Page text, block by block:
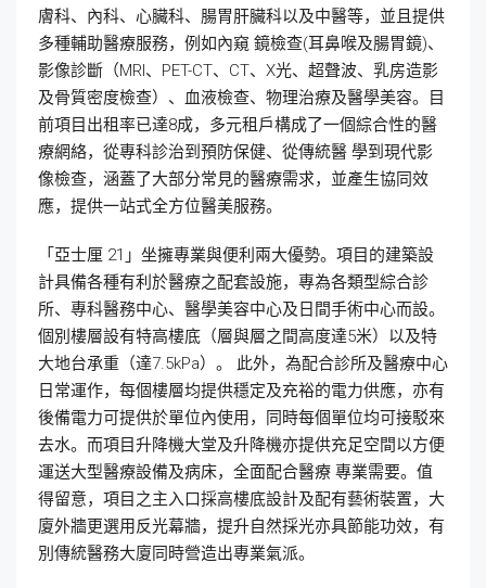
膚科、內科、心臟科、腸胃肝臟科以及中醫等，並且提供
多種輔助醫療服務，例如內窺 鏡檢查(耳鼻喉及腸胃鏡)、
影像診斷（MRI、PET-CT、CT、X光、超聲波、乳房造影
及骨質密度檢查）、血液檢查、物理治療及醫學美容。目
前項目出租率已達8成，多元租戶構成了一個綜合性的醫
療網絡，從專科診治到預防保健、從傳統醫 學到現代影
像檢查，涵蓋了大部分常見的醫療需求，並產生協同效
應，提供一站式全方位醫美服務。
「亞士厘 21」坐擁專業與便利兩大優勢。項目的建築設
計具備各種有利於醫療之配套設施，專為各類型綜合診
所、專科醫務中心、醫學美容中心及日間手術中心而設。
個別樓層設有特高樓底（層與層之間高度達5米）以及特
大地台承重（達7.5kPa）。 此外，為配合診所及醫療中心
日常運作，每個樓層均提供穩定及充裕的電力供應，亦有
後備電力可提供於單位內使用，同時每個單位均可接駁來
去水。而項目升降機大堂及升降機亦提供充足空間以方便
運送大型醫療設備及病床，全面配合醫療 專業需要。值
得留意，項目之主入口採高樓底設計及配有藝術裝置，大
廈外牆更選用反光幕牆，提升自然採光亦具節能功效，有
別傳統醫務大廈同時營造出專業氣派。